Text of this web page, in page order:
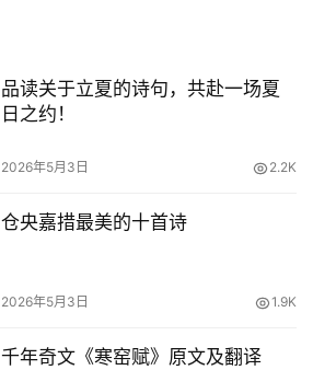
品读关于立夏的诗句，共赴一场夏
日之约！
2026年5月3日 2.2K
仓央嘉措最美的十首诗
2026年5月3日 1.9K
千年奇文《寒窑赋》原文及翻译